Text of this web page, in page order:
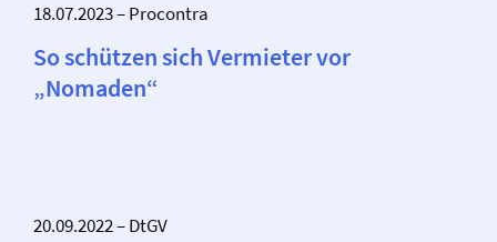
18.07.2023 – Procontra
So schützen sich Vermieter vor
„Nomaden“
20.09.2022 – DtGV